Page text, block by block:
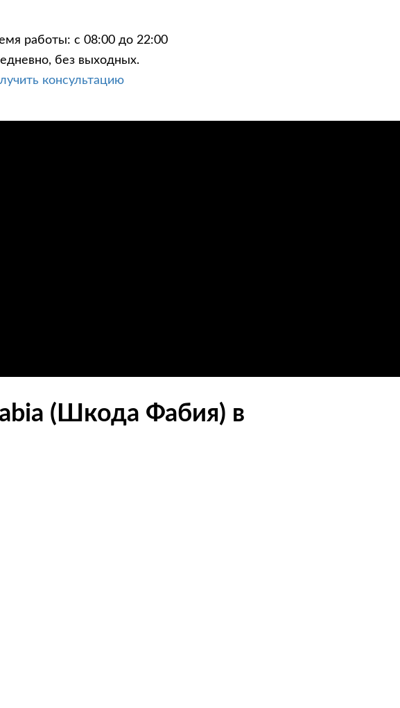
работы: с 08:00 до 22:00
без выходных.
консультацию
АКЦИИ
(Шкода Фабия) в